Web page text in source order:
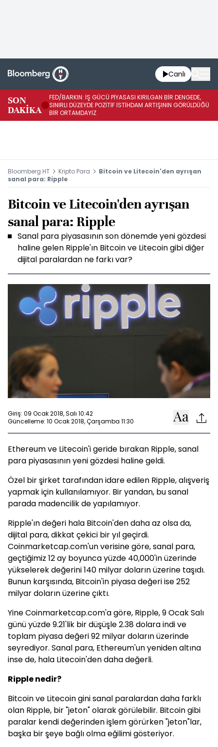
Canlı
SON
DAKİKA
FED/BARKIN: İŞ GÜCÜ PİYASASI KIRILGAN BİR DENGEDE,
SINIRLI DÜZEYDE POZİTİF İSTİHDAM ARTIŞININ GÖRÜLDÜĞÜ
BİR ORTAMDAYIZ
Bloomberg HT Kripto Para
Bitcoin ve Litecoin'den ayrışan
sanal para: Ripple
Bitcoin ve Litecoin'den ayrışan
sanal para: Ripple
Sanal para piyasasının son dönemde yeni gözdesi
haline gelen Ripple'ın Bitcoin ve Litecoin gibi diğer
dijital paralardan ne farkı var?
Giriş: 09 Ocak 2018, Salı 10:42
Güncelleme: 10 Ocak 2018, Çarşamba 11:30
Ethereum ve Litecoin'i geride bırakan Ripple, sanal
para piyasasının yeni gözdesi haline geldi.
Özel bir şirket tarafından idare edilen Ripple, alışveriş
yapmak için kullanılamıyor. Bir yandan, bu sanal
parada madencilik de yapılamıyor.
Ripple'ın değeri hala Bitcoin'den daha az olsa da,
dijital para, dikkat çekici bir yıl geçirdi.
Coinmarketcap.com'un verisine göre, sanal para,
geçtiğimiz 12 ay boyunca yüzde 40,000'in üzerinde
yükselerek değerini 140 milyar doların üzerine taşıdı.
Bunun karşısında, Bitcoin'in piyasa değeri ise 252
milyar doların üzerine çıktı.
Yine Coinmarketcap.com'a göre, Ripple, 9 Ocak Salı
günü yüzde 9.21'lik bir düşüşle 2.38 dolara indi ve
toplam piyasa değeri 92 milyar doların üzerinde
seyrediyor. Sanal para, Ethereum'un yeniden altına
inse de, hala Litecoin'den daha değerli.
Ripple nedir?
Bitcoin ve Litecoin gini sanal paralardan daha farklı
olan Ripple, bir "jeton" olarak görülebilir. Bitcoin gibi
paralar kendi değerinden işlem görürken "jeton"lar,
başka bir şeye bağlı olma eğilimi gösteriyor.